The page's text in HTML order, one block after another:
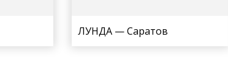
ЛУНДА — Саратов